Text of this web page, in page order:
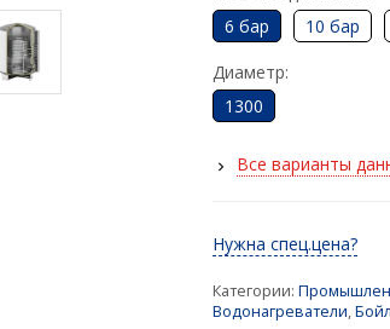
6 бар
10 бар
Диаметр:
1300
Все варианты
Нужна спец.цена?
Категории:
Водонагреватели,